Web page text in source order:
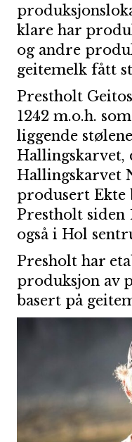
klare har
og andre
geitemelk fått
Prestholt
1242 m.o.h.
liggende
Hallingskarvet,
Hallingskarvet
produsert Ekte
Prestholt siden
også i Hol
Presholt har
produksjon av
basert på